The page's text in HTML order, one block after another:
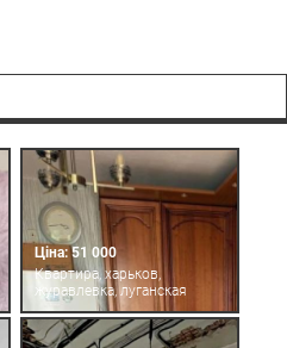
Ціна: 51 000
Квартира, харьков,
журавлевка, луганская